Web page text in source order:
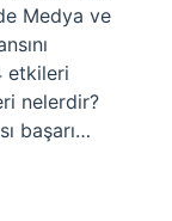
Medya ve
etkileri
nelerdir?
başarı…